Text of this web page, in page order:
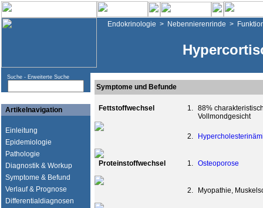
Endokrinologie > Nebennierenrinde >
Suche - Erweiterte Suche
Artikelnavigation
Einleitung
Epidemiologie
Pathologie
Diagnostik & Workup
Symptome & Befund
Verlauf & Prognose
Differentialdiagnosen
Symptome und Befunde
Fettstoffwechsel 1. 88%
Vollmondgesicht
2.
Proteinstoffwechsel 1. Osteoporose
2. Myopathie,